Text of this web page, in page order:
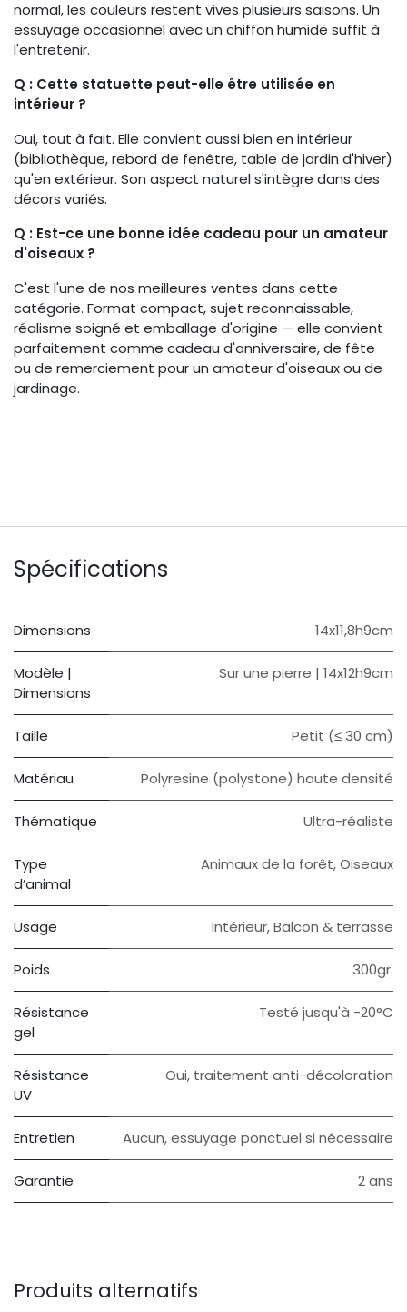
normal, les couleurs restent vives plusieurs saisons. Un
essuyage occasionnel avec un chiffon humide suffit à
l'entretenir.
Q : Cette statuette peut-elle être utilisée en
intérieur ?
Oui, tout à fait. Elle convient aussi bien en intérieur
(bibliothèque, rebord de fenêtre, table de jardin d'hiver)
qu'en extérieur. Son aspect naturel s'intègre dans des
décors variés.
Q : Est-ce une bonne idée cadeau pour un amateur
d'oiseaux ?
C'est l'une de nos meilleures ventes dans cette
catégorie. Format compact, sujet reconnaissable,
réalisme soigné et emballage d'origine — elle convient
parfaitement comme cadeau d'anniversaire, de fête
ou de remerciement pour un amateur d'oiseaux ou de
jardinage.
Spécifications
Dimensions 14x11,8h9cm
Modèle |
Dimensions
Sur une pierre | 14x12h9cm
Taille Petit (≤ 30 cm)
Matériau Polyresine (polystone) haute densité
Thématique Ultra-réaliste
Type
d’animal
Animaux de la forêt,Oiseaux
Usage Intérieur,Balcon & terrasse
Poids 300gr.
Résistance
gel
Testé jusqu'à -20°C
Résistance
UV
Oui, traitement anti-décoloration
Entretien Aucun, essuyage ponctuel si nécessaire
Garantie 2 ans
Produits alternatifs